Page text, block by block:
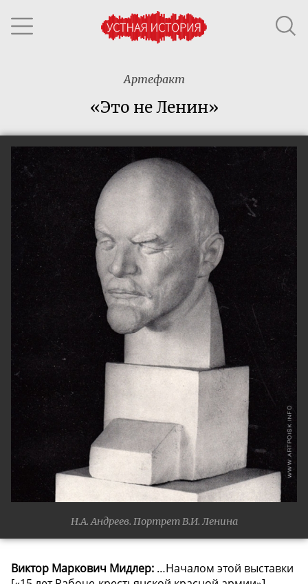
Артефакт
«Это не Ленин»
Н.А. Андреев. Портрет В.И. Ленина
Виктор Маркович Мидлер: …Началом этой выставки